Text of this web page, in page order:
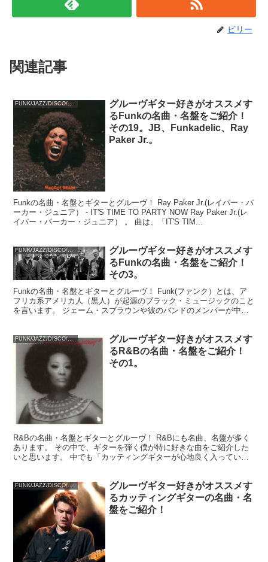
ビリー
関連記事
FUNK/JAZZ/DISCO/SOUL
グルーヴギター好きがオススメす
るFunkの名曲・名盤をご紹介！
その19。JB、Funkadelic、Ray
Paker Jr.。
Funkの名曲・名盤とギターとグルーヴ！ Ray Paker Jr.(レイパー・パ
ーカー・ジュニア） - IT'S TIME TO PARTY NOW Ray Paker Jr.(レ
イパー・パーカー・ジュニア） 。 曲は、「IT'S TIM...
グルーヴギター好きがオススメす
るFunkの名曲・名盤をご紹介！
その3。
Funkの名曲・名盤とギターとグルーヴ！ Funk(ファンク）とは、ア
フリカ系アメリカ人（黒人）が起源のブラック・ミュージックのこと
を言います。 ジェーム・スブラウンや彼のバンドのメンバーが中心
FUNK/JAZZ/DISCO/SOUL
グルーヴギター好きがオススメす
るR&Bの名曲・名盤をご紹介！
その1。
R&Bの名曲・名盤とギターとグルーヴ！ R&Bにも名曲、名盤が多く
あります。 その中で、ギターを弾く僕が特に好きな曲をご紹介した
いと思います。 中でも「カッティングギターが心地良く入っている
FUNK/JAZZ/DISCO/SOUL
グルーヴギター好きがオススメす
るカッティングギターの名曲・名
盤をご紹介！